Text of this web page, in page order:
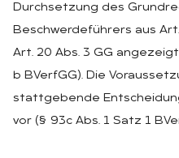
Durchsetzung des
Beschwerdeführers aus
Art. 20 Abs. 3 GG
b BVerfGG). Die
stattgebende
vor (§ 93c Abs. 1 Satz 1